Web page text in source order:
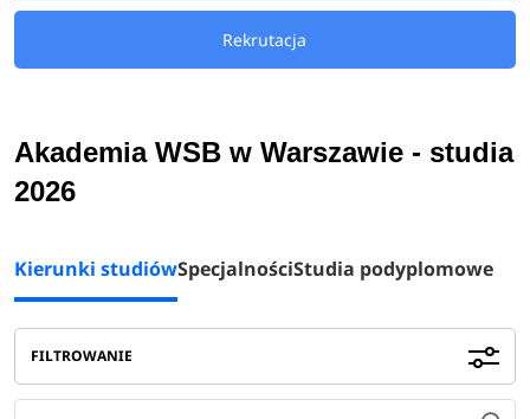
magisterskiezwiązane m.in.: z zarządzaniem,
bezpieczeństwem wewnętrznym, pedagogiką przedszkolną
i wczesnoszkolną, administracją czy finansami i
umiejętności w często poszukiwanych na rynku pracy
związanych właśnie z tym zagadnieniem. Akademia WSB
Rekrutacja
Akademia WSB w Warszawie - studia
2026
Kierunki studiówSpecjalnościStudia podyplomowe
FILTROWANIE